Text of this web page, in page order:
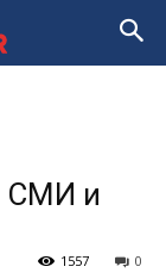
СМИ и
0
1557